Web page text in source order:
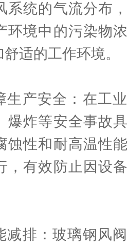
系统的气流分布
环境中的污染物
适的工作环境。
安全：在工业
爆炸等安全事故
蚀性和耐高温性
，有效防止因设
：玻璃钢风阀